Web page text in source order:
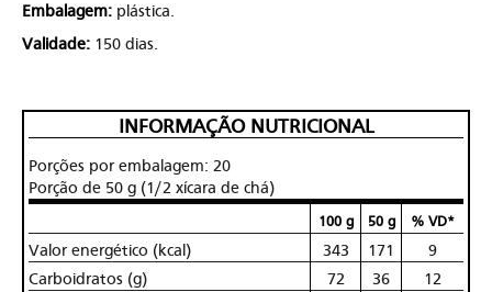
Embalagem: plástica.
Validade: 150 dias.
INFORMAÇÃO NUTRICIONAL
Porções por embalagem: 20
Porção de 50 g (1/2 xícara de chá)
100 g 50 g % VD*
Valor energético (kcal) 343 171
9
Carboidratos (g)
72 36
12